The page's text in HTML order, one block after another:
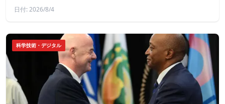
日付: 2026/8/4
科学技術・デジタル